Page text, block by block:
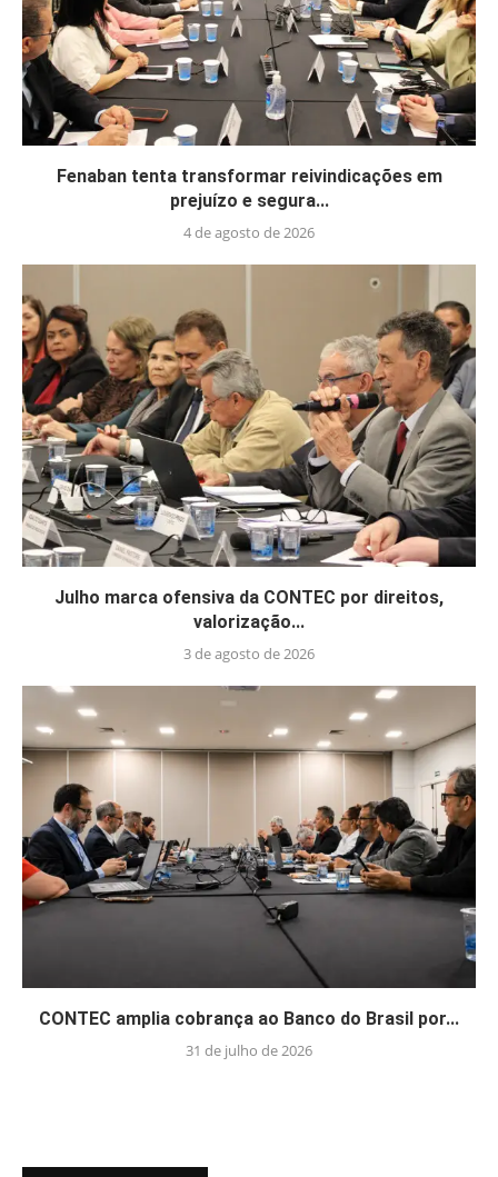
Fenaban tenta transformar reivindicações em
prejuízo e segura...
4 de agosto de 2026
Julho marca ofensiva da CONTEC por direitos,
valorização...
3 de agosto de 2026
CONTEC amplia cobrança ao Banco do Brasil por...
31 de julho de 2026